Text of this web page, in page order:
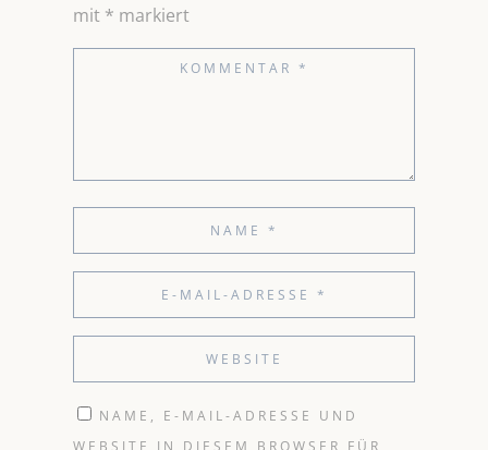
mit * markiert
NAME, E-MAIL-ADRESSE UND
WEBSITE IN DIESEM BROWSER FÜR